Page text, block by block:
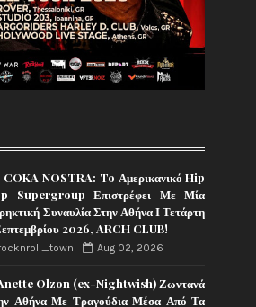
COKA NOSTRA: To Αμερικανικό Hip
Supergroup Επιστρέφει Με Μία
Συναυλία Στην Αθήνα Ι Τετάρτη
2026, ARCH CLUB!
Aug 02, 2026
Olzon (ex-Nightwish) Ζωντανά
Αθήνα Με Τραγούδια Μέσα Από Τα